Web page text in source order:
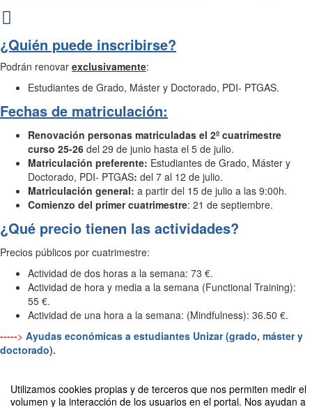
Utilizamos cookies propias y de terceros que nos permiten medir el
volumen y la interacción de los usuarios en el portal. Nos ayudan a
¿Quién puede inscribirse?
Podrán renovar exclusivamente:
Estudiantes de Grado, Máster y Doctorado, PDI- PTGAS.
Fechas de matriculación:
Renovación personas matriculadas el 2º cuatrimestre
curso 25-26 del 29 de junio hasta el 5 de julio.
Matriculación preferente: Estudiantes de Grado, Máster y
Doctorado, PDI- PTGAS: del 7 al 12 de julio.
Matriculación general: a partir del 15 de julio a las 9:00h.
Comienzo del primer cuatrimestre: 21 de septiembre.
¿Qué precio tienen las actividades?
Precios públicos por cuatrimestre:
Actividad de dos horas a la semana: 73 €.
Actividad de hora y media a la semana (Functional Training):
55 €.
Actividad de una hora a la semana: (Mindfulness): 36.50 €.
-----> Ayudas económicas a estudiantes Unizar (grado, máster y
doctorado).